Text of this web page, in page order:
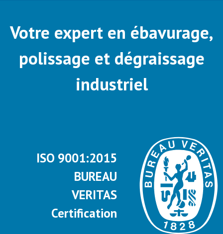
Votre expert en ébavurage,
polissage et dégraissage
industriel
ISO 9001:2015
BUREAU
VERITAS
Certification